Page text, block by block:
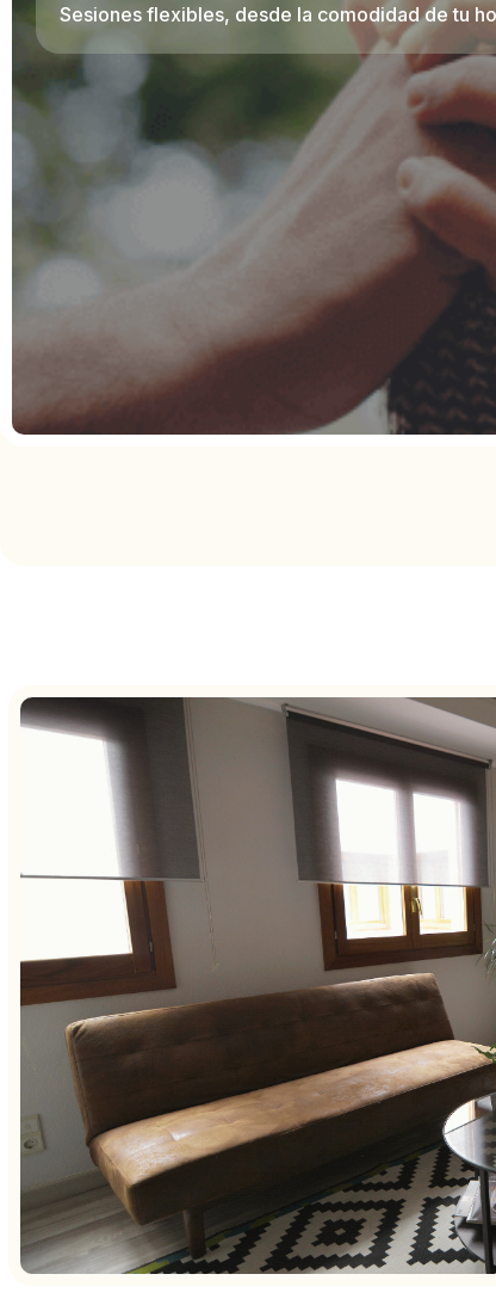
Sesiones flexibles, desde la comodidad de tu
ha
Iván
Mi experiencia con Irene ha sido
Desde el primer momento, Irene me
totalmente acorde a mi filosofía de
a reenfocar temas con los que
conocimiento y entendimiento del
capacidad para escuchar sin juzgar
sido invaluable para mí. Recomiendo
de Irene a cualquiera que busque
positivo en sus vidas. ¡Gracias por